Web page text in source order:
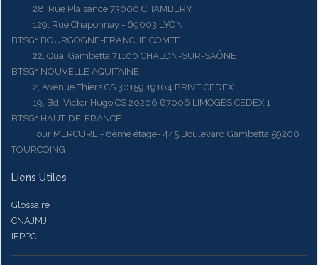
28, Rue Plaisance 73000 CHAMBERY
129, Rue Chaponnay - 69003 LYON
BTSG² BOURGOGNE-FRANCHE COMTE
22, Quai Gambetta 71100 CHALON-SUR-SAÔNE
BTSG² NOUVELLE AQUITAINE
2, Avenue Thiers CS 30159 19104 BRIVE CEDEX
19, Bd. Victor Hugo CS 20206 87006 LIMOGES CEDEX 1
BTSG² HAUT-DE-FRANCE
Tour MERCURE - 6ème étage- 445 Boulevard Gambetta 59200
TOURCOING
Liens Utiles
Glossaire
CNAJMJ
IFPPC